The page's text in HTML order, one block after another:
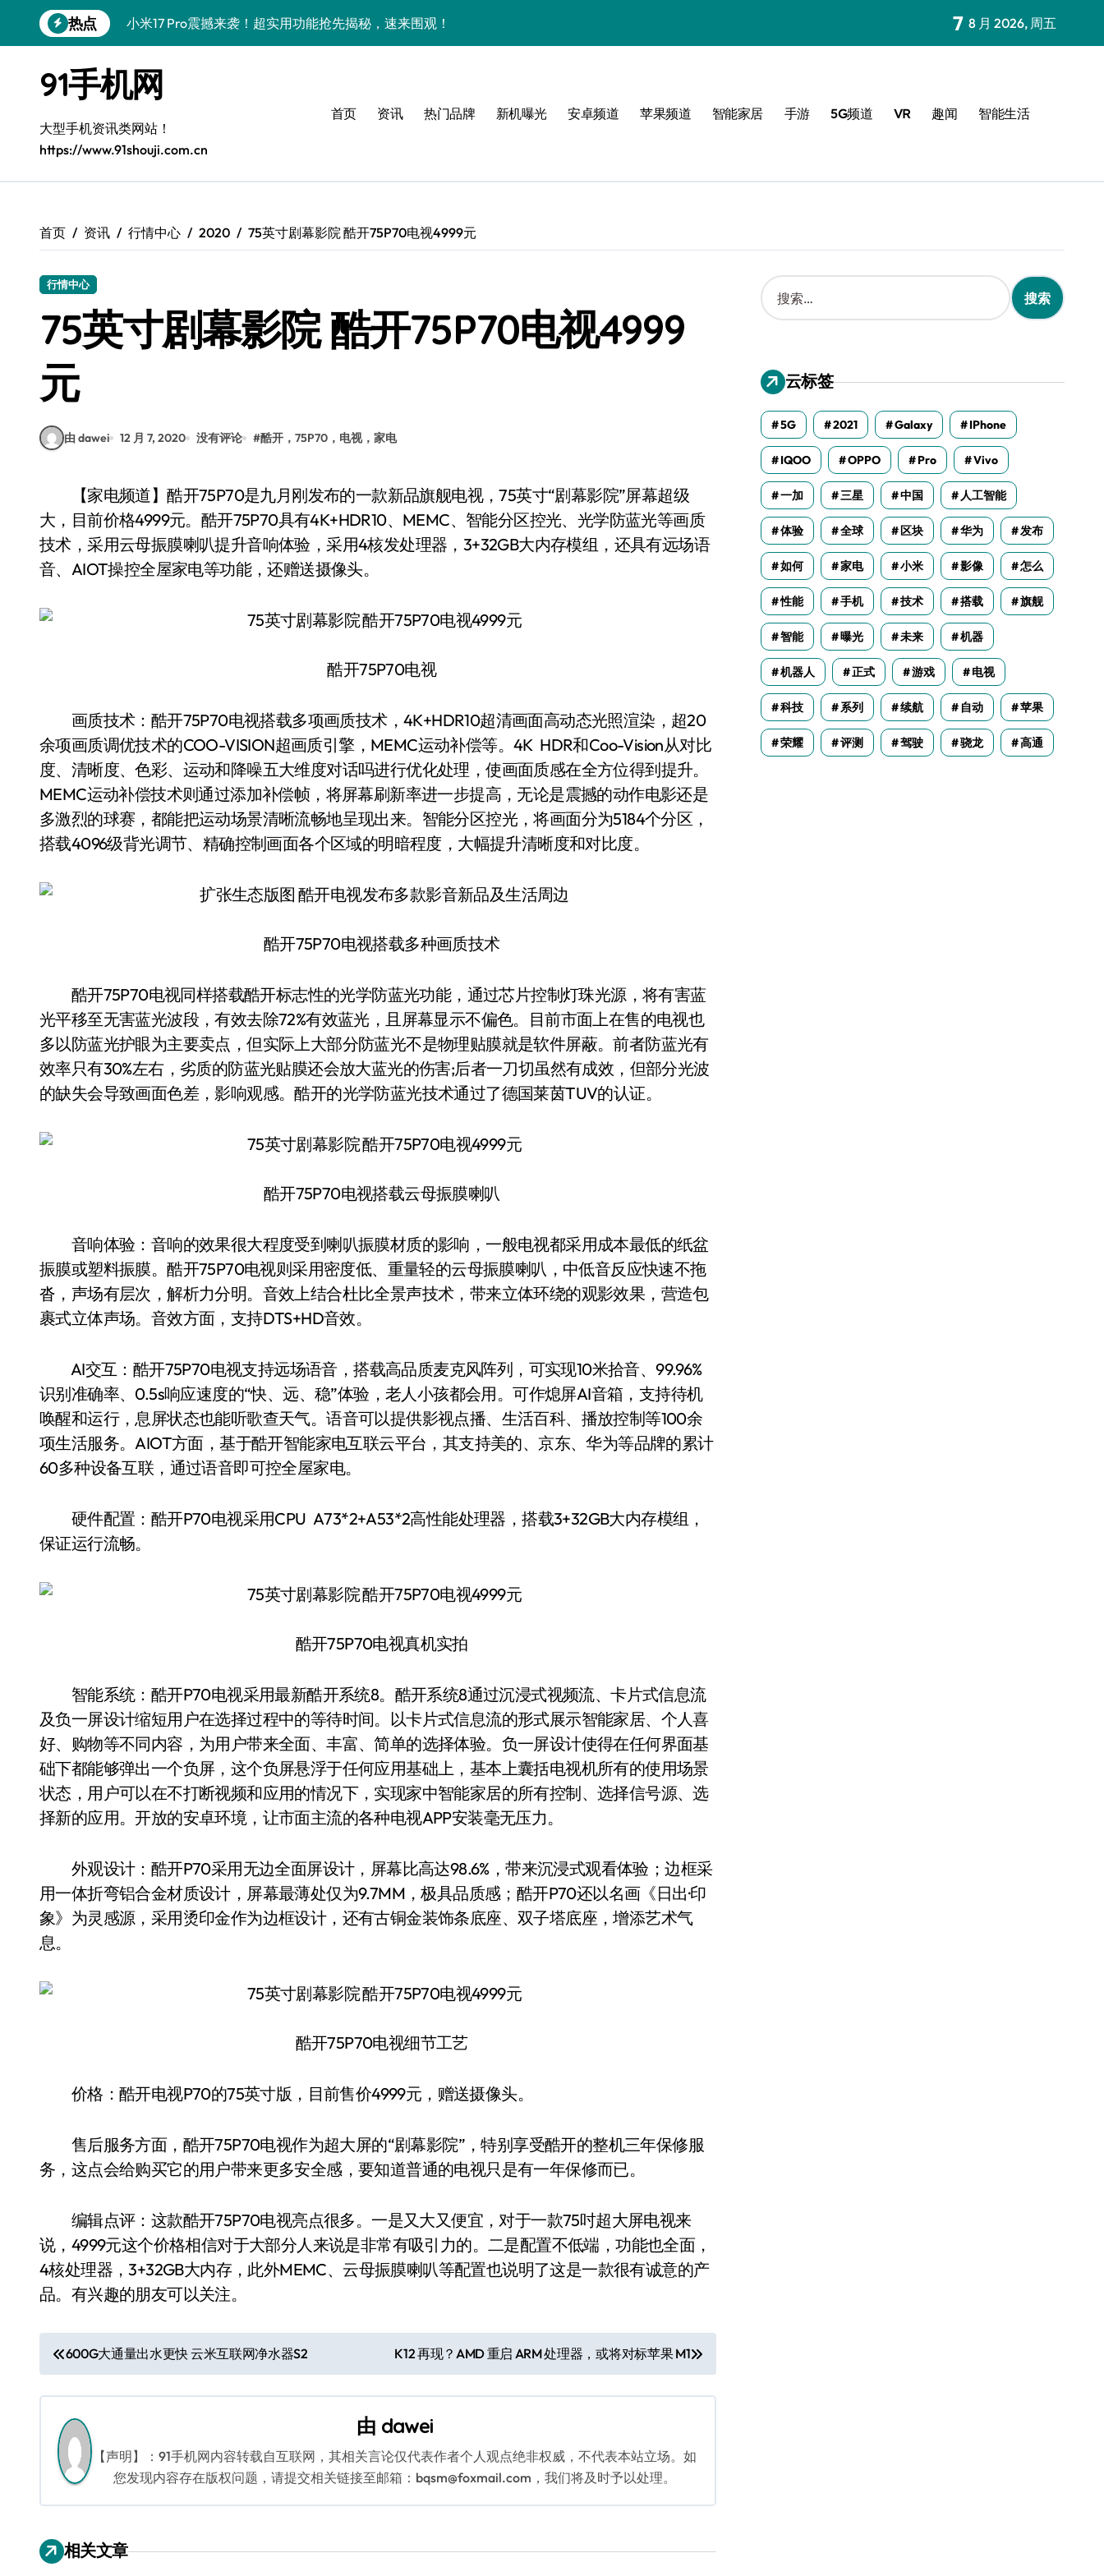
到
热点
小米17 Pro震撼来袭！超实用功能抢先揭秘，速来围观！
三星Galaxy Z Fold7抢先揭秘！手机管家带你探新亮点
S25 Ultra颜值炸裂！定制主题潮翻全场
Galaxy S24+登场，解锁手机美颜新境界！
S26+颜值暴增！机皇美颜秘籍大公开
三星Galaxy S26美颜秘籍，一键打造专属风格！
7 8 月 2026, 周五
91手机网
大型手机资讯类网站！
https://www.91shouji.com.cn
首页 资讯 热门品牌 新机曝光 安卓频道 苹果频道 智能家居 手游 5G频道 VR 趣闻 智能生活
首页 资讯 行情中心 2020 75英寸剧幕影院 酷开75P70电视4999元
行情中心
75英寸剧幕影院 酷开75P70电视4999
元
由 dawei 12 月 7, 2020 没有评论 #酷开，75P70，电视，家电
【家电频道】酷开75P70是九月刚发布的一款新品旗舰电视，75英寸“剧幕影院”屏幕超级
大，目前价格4999元。酷开75P70具有4K+HDR10、MEMC、智能分区控光、光学防蓝光等画质
技术，采用云母振膜喇叭提升音响体验，采用4核发处理器，3+32GB大内存模组，还具有远场语
音、AIOT操控全屋家电等功能，还赠送摄像头。
酷开75P70电视
画质技术：酷开75P70电视搭载多项画质技术，4K+HDR10超清画面高动态光照渲染，超20
余项画质调优技术的COO-VISION超画质引擎，MEMC运动补偿等。4K HDR和Coo-Vision从对比
度、清晰度、色彩、运动和降噪五大维度对话吗进行优化处理，使画面质感在全方位得到提升。
MEMC运动补偿技术则通过添加补偿帧，将屏幕刷新率进一步提高，无论是震撼的动作电影还是
多激烈的球赛，都能把运动场景清晰流畅地呈现出来。智能分区控光，将画面分为5184个分区，
搭载4096级背光调节、精确控制画面各个区域的明暗程度，大幅提升清晰度和对比度。
酷开75P70电视搭载多种画质技术
酷开75P70电视同样搭载酷开标志性的光学防蓝光功能，通过芯片控制灯珠光源，将有害蓝
光平移至无害蓝光波段，有效去除72%有效蓝光，且屏幕显示不偏色。目前市面上在售的电视也
多以防蓝光护眼为主要卖点，但实际上大部分防蓝光不是物理贴膜就是软件屏蔽。前者防蓝光有
效率只有30%左右，劣质的防蓝光贴膜还会放大蓝光的伤害;后者一刀切虽然有成效，但部分光波
的缺失会导致画面色差，影响观感。酷开的光学防蓝光技术通过了德国莱茵TUV的认证。
酷开75P70电视搭载云母振膜喇叭
音响体验：音响的效果很大程度受到喇叭振膜材质的影响，一般电视都采用成本最低的纸盆
振膜或塑料振膜。酷开75P70电视则采用密度低、重量轻的云母振膜喇叭，中低音反应快速不拖
沓，声场有层次，解析力分明。音效上结合杜比全景声技术，带来立体环绕的观影效果，营造包
裹式立体声场。音效方面，支持DTS+HD音效。
AI交互：酷开75P70电视支持远场语音，搭载高品质麦克风阵列，可实现10米拾音、99.96%
识别准确率、0.5s响应速度的“快、远、稳”体验，老人小孩都会用。可作熄屏AI音箱，支持待机
唤醒和运行，息屏状态也能听歌查天气。语音可以提供影视点播、生活百科、播放控制等100余
项生活服务。AIOT方面，基于酷开智能家电互联云平台，其支持美的、京东、华为等品牌的累计
60多种设备互联，通过语音即可控全屋家电。
硬件配置：酷开P70电视采用CPU A73*2+A53*2高性能处理器，搭载3+32GB大内存模组，
保证运行流畅。
酷开75P70电视真机实拍
智能系统：酷开P70电视采用最新酷开系统8。酷开系统8通过沉浸式视频流、卡片式信息流
及负一屏设计缩短用户在选择过程中的等待时间。以卡片式信息流的形式展示智能家居、个人喜
好、购物等不同内容，为用户带来全面、丰富、简单的选择体验。负一屏设计使得在任何界面基
础下都能够弹出一个负屏，这个负屏悬浮于任何应用基础上，基本上囊括电视机所有的使用场景
状态，用户可以在不打断视频和应用的情况下，实现家中智能家居的所有控制、选择信号源、选
择新的应用。开放的安卓环境，让市面主流的各种电视APP安装毫无压力。
外观设计：酷开P70采用无边全面屏设计，屏幕比高达98.6%，带来沉浸式观看体验；边框采
用一体折弯铝合金材质设计，屏幕最薄处仅为9.7MM，极具品质感；酷开P70还以名画《日出·印
象》为灵感源，采用烫印金作为边框设计，还有古铜金装饰条底座、双子塔底座，增添艺术气
息。
酷开75P70电视细节工艺
价格：酷开电视P70的75英寸版，目前售价4999元，赠送摄像头。
售后服务方面，酷开75P70电视作为超大屏的“剧幕影院”，特别享受酷开的整机三年保修服
务，这点会给购买它的用户带来更多安全感，要知道普通的电视只是有一年保修而已。
编辑点评：这款酷开75P70电视亮点很多。一是又大又便宜，对于一款75吋超大屏电视来
说，4999元这个价格相信对于大部分人来说是非常有吸引力的。二是配置不低端，功能也全面，
4核处理器，3+32GB大内存，此外MEMC、云母振膜喇叭等配置也说明了这是一款很有诚意的产
品。有兴趣的朋友可以关注。
文
章
航
600G大通量出水更快 云米互联网净水器S2 K12 再现？AMD 重启 ARM 处理器，或将对标苹果 M1
由 dawei
【声明】：91手机网内容转载自互联网，其相关言论仅代表作者个人观点绝非权威，不代表本站立场。如
您发现内容存在版权问题，请提交相关链接至邮箱：bqsm@foxmail.com，我们将及时予以处理。
相关文章
搜
索
：
云标签
5G 2021 Galaxy IPhone
IQOO OPPO Pro Vivo
一加 三星 中国 人工智能
体验 全球 区块 华为 发布
如何 家电 小米 影像 怎么
性能 手机 技术 搭载 旗舰
智能 曝光 未来 机器
机器人 正式 游戏 电视
科技 系列 续航 自动 苹果
荣耀 评测 驾驶 骁龙 高通